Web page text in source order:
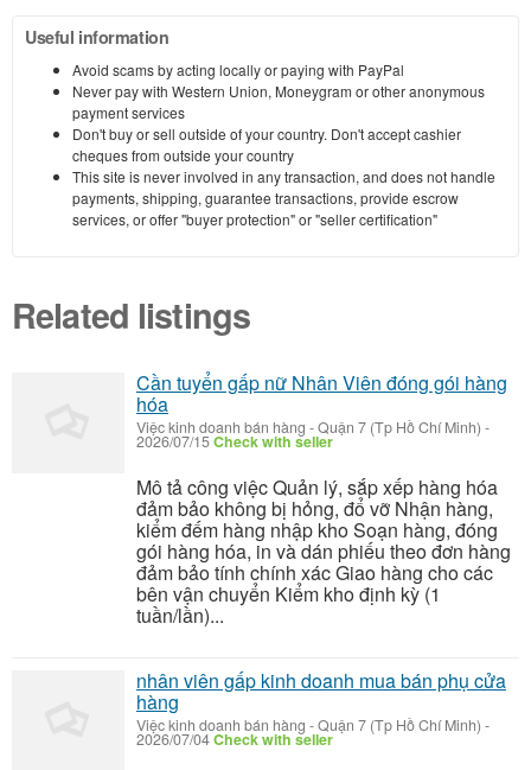
Useful information
Avoid scams by acting locally or paying with PayPal
Never pay with Western Union, Moneygram or other anonymous
payment services
Don't buy or sell outside of your country. Don't accept cashier
cheques from outside your country
This site is never involved in any transaction, and does not handle
payments, shipping, guarantee transactions, provide escrow
services, or offer "buyer protection" or "seller certification"
Related listings
Cần tuyển gấp nữ Nhân Viên đóng gói hàng
hóa
Việc kinh doanh bán hàng -Quận 7 (Tp Hồ Chí Minh) -
2026/07/15Check with seller
Mô tả công việc Quản lý, sắp xếp hàng hóa
đảm bảo không bị hỏng, đổ vỡ Nhận hàng,
kiểm đếm hàng nhập kho Soạn hàng, đóng
gói hàng hóa, in và dán phiếu theo đơn hàng
đảm bảo tính chính xác Giao hàng cho các
bên vận chuyển Kiểm kho định kỳ (1
tuần/lần)...
nhân viên gấp kinh doanh mua bán phụ cửa
hàng
Việc kinh doanh bán hàng -Quận 7 (Tp Hồ Chí Minh) -
2026/07/04Check with seller